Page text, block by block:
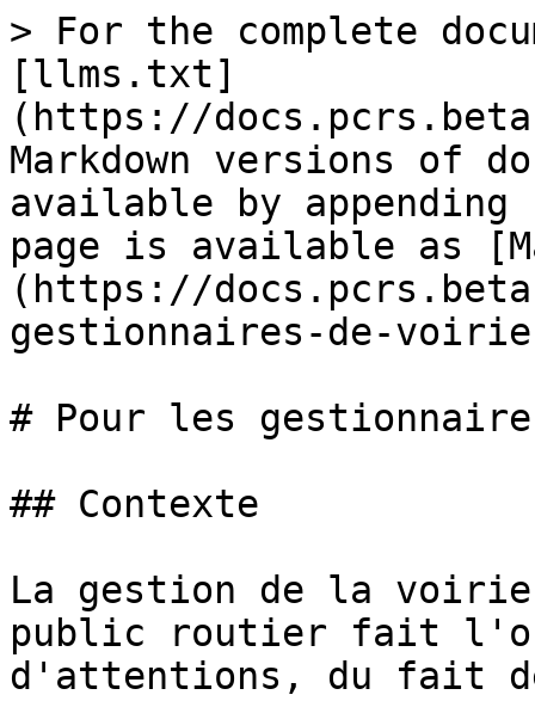
> For the complete
[llms.txt]
(https://
Markdown versions of
available by
page is available as
(https://
gestionnaires-de-
# Pour les
## Contexte
La gestion de la
public routier fait
d'attentions, du fait